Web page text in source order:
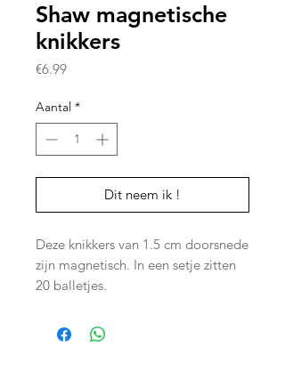
Shaw magnetische
knikkers
€6.99Prijs
Aantal *
Dit neem ik !
Deze knikkers van 1.5 cm doorsnede
zijn magnetisch. In een setje zitten
20 balletjes.